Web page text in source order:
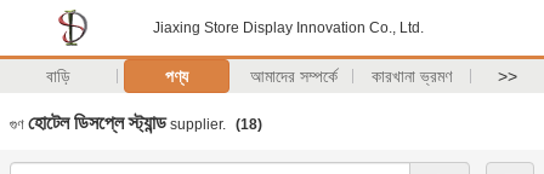
Jiaxing Store Display Innovation Co., Ltd.
বাড়ি পণ্য আমাদের সম্পর্কে কারখানা ভ্রমণ >>
গুণ হোটেল ডিসপ্লে স্ট্যান্ডsupplier. (18)